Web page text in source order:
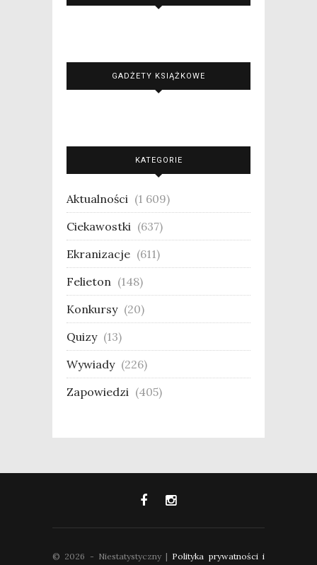
GADŻETY KSIĄŻKOWE
KATEGORIE
Aktualności (1 609)
Ciekawostki (637)
Ekranizacje (611)
Felieton (148)
Konkursy (20)
Quizy (13)
Wywiady (226)
Zapowiedzi (405)
© 2026 - Niestatystyczny | Polityka prywatności i